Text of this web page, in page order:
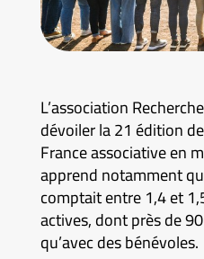
L’association
dévoiler la 21 édition
France associative en
apprend notamment
comptait entre 1,4 et
actives, dont près de
qu’avec des bénévoles.